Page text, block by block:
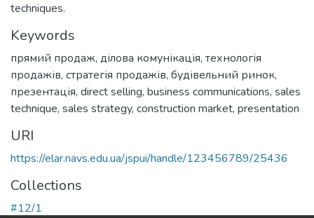
techniques.
Keywords
прямий продаж, ділова комунікація, технологія
продажів, стратегія продажів, будівельний ринок,
презентація, direct selling, business communications, sales
technique, sales strategy, construction market, presentation
URI
https://elar.navs.edu.ua/jspui/handle/123456789/25436
Collections
#12/1